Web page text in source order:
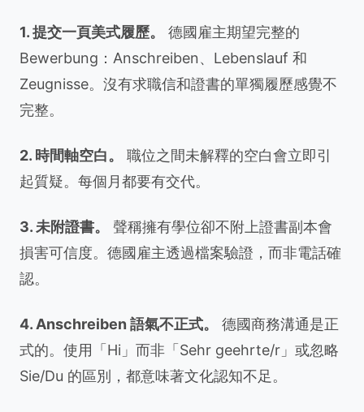
1. 提交一頁美式履歷。
德國雇主期望完整的
Bewerbung：Anschreiben、Lebenslauf 和
Zeugnisse。沒有求職信和證書的單獨履歷感覺不
完整。
2. 時間軸空白。
職位之間未解釋的空白會立即引
起質疑。每個月都要有交代。
3. 未附證書。
聲稱擁有學位卻不附上證書副本會
損害可信度。德國雇主透過檔案驗證，而非電話確
認。
4. Anschreiben 語氣不正式。
德國商務溝通是正
式的。使用「Hi」而非「Sehr geehrte/r」或忽略
Sie/Du 的區別，都意味著文化認知不足。